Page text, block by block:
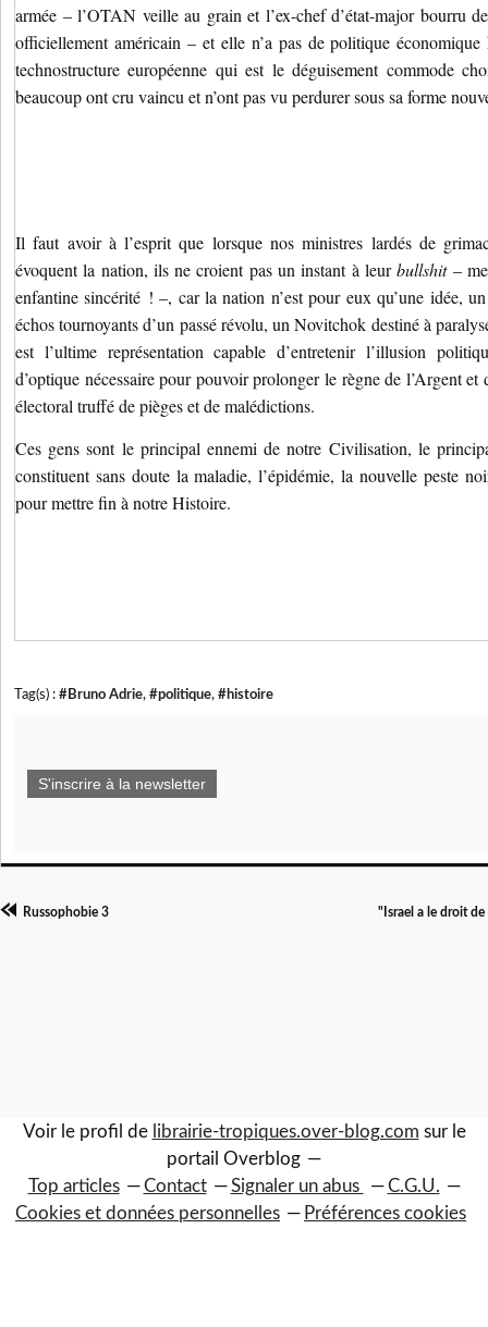
armée – l’OTAN veille au grain et l’ex-chef d’état-major bourru
officiellement américain – et elle n’a pas de politique
technostructure européenne qui est le déguisement commode
beaucoup ont cru vaincu et n’ont pas vu perdurer sous sa forme
Il faut avoir à l’esprit que lorsque nos ministres lardés de
évoquent la nation, ils ne croient pas un instant à leurbullshit–
enfantine sincérité ! –, car la nation n’est pour eux qu’une idée,
échos tournoyants d’un passé révolu, un Novitchok destiné à
est l’ultime représentation capable d’entretenir l’illusion
d’optique nécessaire pour pouvoir prolonger le règne de l’Argent et
électoral truffé de pièges et de malédictions.
Ces gens sont le principal ennemi de notre Civilisation, le
constituent sans doute la maladie, l’épidémie, la nouvelle peste
pour mettre fin à notre Histoire.
Tag(s) : #Bruno Adrie, #politique, #histoire
S'inscrire à la newsletter
Russophobie 3 "Israel a le droit
Voir le profil de librairie-tropiques.over-blog.com sur le
portail Overblog
Top articles
Contact Signaler un abus
C.G.U.
Cookies et données personnelles
Préférences cookies